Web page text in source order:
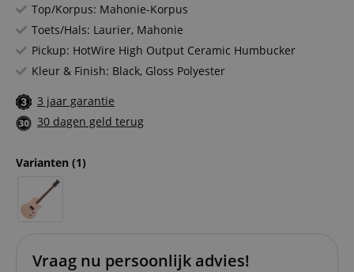
Top/Korpus: Mahonie-Korpus
Toets/Hals: Laurier, Mahonie
Pickup: HotWire High Output Ceramic Humbucker
Kleur & Finish: Black, Gloss Polyester
3 jaar garantie
30 dagen geld terug
Varianten (1)
Vraag nu persoonlijk advies!